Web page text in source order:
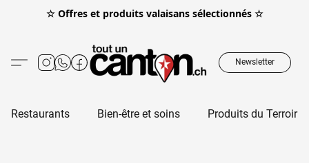
☆ Offres et produits valaisans sélectionnés ☆
Newsletter
Restaurants Bien-être et soins Produits du Terroir